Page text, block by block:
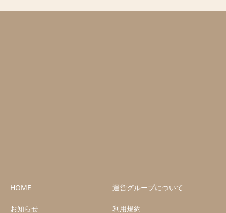
HOME
お知らせ
運営グループについて
利用規約